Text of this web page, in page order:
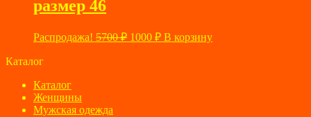
размер 46
Распродажа! 5700₽ Первоначальная
1000 ₽Текущая
цена:
В корзину
Каталог
Каталог
Женщины
Мужская одежда